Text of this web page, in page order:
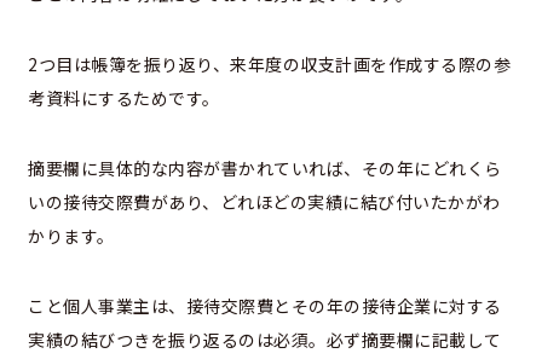
2つ目は帳簿を振り返り、来年度の収支計画を作成する際の参
考資料にするためです。
摘要欄に具体的な内容が書かれていれば、その年にどれくら
いの接待交際費があり、どれほどの実績に結び付いたかがわ
かります。
こと個人事業主は、接待交際費とその年の接待企業に対する
実績の結びつきを振り返るのは必須。必ず摘要欄に記載して